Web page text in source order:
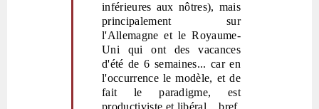
inférieures aux nôtres), mais
principalement sur
l'Allemagne et le Royaume-
Uni qui ont des vacances
d'été de 6 semaines... car en
l'occurrence le modèle, et de
fait le paradigme, est
productiviste et libéral... bref,